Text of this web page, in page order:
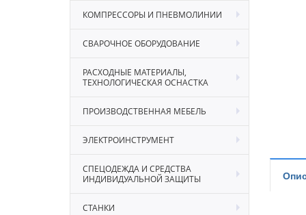
КОМПРЕССОРЫ И ПНЕВМОЛИНИИ
СВАРОЧНОЕ ОБОРУДОВАНИЕ
РАСХОДНЫЕ МАТЕРИАЛЫ,
ТЕХНОЛОГИЧЕСКАЯ ОСНАСТКА
ПРОИЗВОДСТВЕННАЯ МЕБЕЛЬ
ЭЛЕКТРОИНСТРУМЕНТ
СПЕЦОДЕЖДА И СРЕДСТВА
ИНДИВИДУАЛЬНОЙ ЗАЩИТЫ
СТАНКИ